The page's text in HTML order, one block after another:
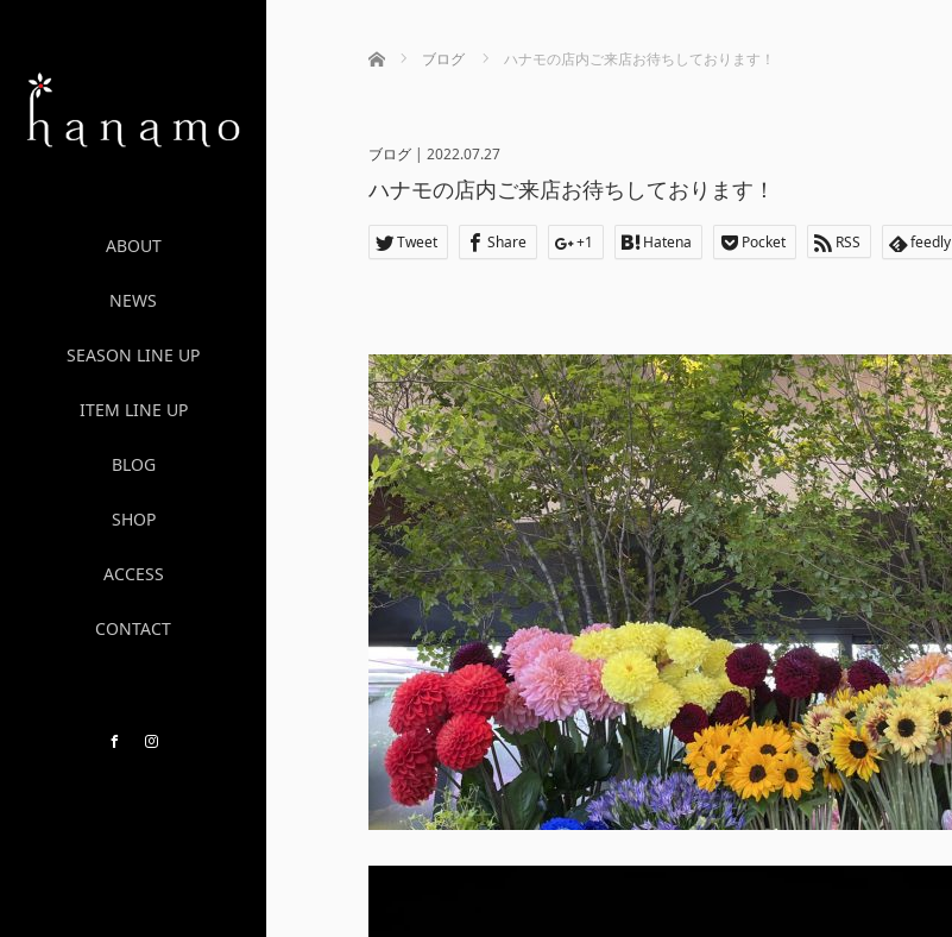
ABOUT
NEWS
SEASON LINE UP
ITEM LINE UP
BLOG
SHOP
ACCESS
CONTACT
Facebook
ホーム ブログ ハナモの店内ご来店お待ちしております！
ブログ| 2022.07.27
ハナモの店内ご来店お待ちしております！
Tweet Share +1 Hatena Pocket RSS feedly
動